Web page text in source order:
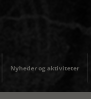
Nyheder og aktiviteter